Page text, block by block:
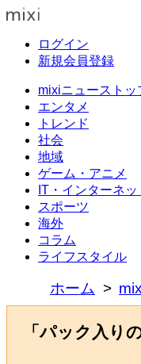
ログイン
新規会員登録
mixiニューストッ
エンタメ
トレンド
社会
地域
ゲーム・アニメ
IT・インターネッ
スポーツ
海外
コラム
ライフスタイル
ホーム
「パック入り